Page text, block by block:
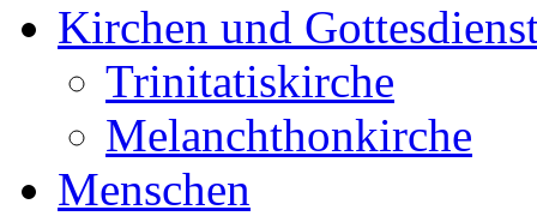
Kirchen und
Trinitatiskirche
Melanchthonkirche
Menschen